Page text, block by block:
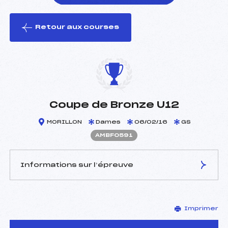
le ski
Retour aux courses
Coupe de Bronze U12
MORILLON Dames 06/02/16 GS
AMBF0591
Informations sur l’épreuve
THEVENET THIERRY (MB)
Arbitre :
–
Imprimer